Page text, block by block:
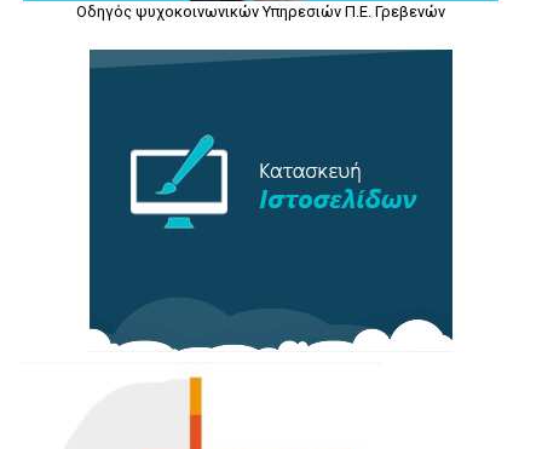
Οδηγός ψυχοκοινωνικών Υπηρεσιών Π.Ε. Γρεβενών